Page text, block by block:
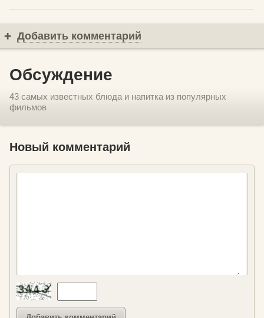
Добавить комментарий
Обсуждение
43 самых известных блюда и напитка из популярных
фильмов
Новый комментарий